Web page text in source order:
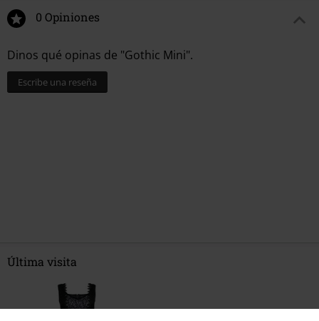
0 Opiniones
Dinos qué opinas de "Gothic Mini".
Escribe una reseña
Última visita